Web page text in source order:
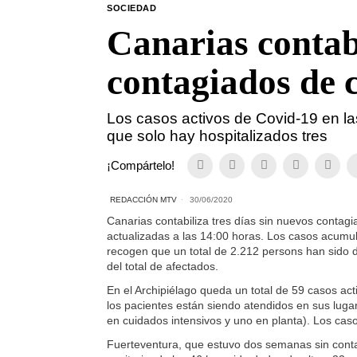
SOCIEDAD
Canarias
contagiados de
Los casos activos de Covid-19 en
que solo hay hospitalizados tres
¡Compártelo!
REDACCIÓN MTV 30/06/2020
Canarias contabiliza tres días sin nuevos
actualizadas a las 14:00 horas. Los casos
recogen que un total de 2.212 persons han sido
del total de afectados.
En el Archipiélago queda un total de 59 casos
los pacientes están siendo atendidos en sus
en cuidados intensivos y uno en planta). Los
Fuerteventura, que estuvo dos semanas sin